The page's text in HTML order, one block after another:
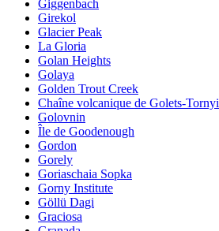
Giggenbach
Girekol
Glacier Peak
La Gloria
Golan Heights
Golaya
Golden Trout Creek
Chaîne volcanique de Golets-Tornyi
Golovnin
Île de Goodenough
Gordon
Gorely
Goriaschaia Sopka
Gorny Institute
Göllü Dagi
Graciosa